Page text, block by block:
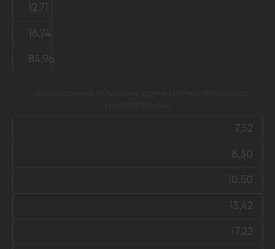
12,71
16,74
84,96
7,52
8,30
10,50
13,42
17,22